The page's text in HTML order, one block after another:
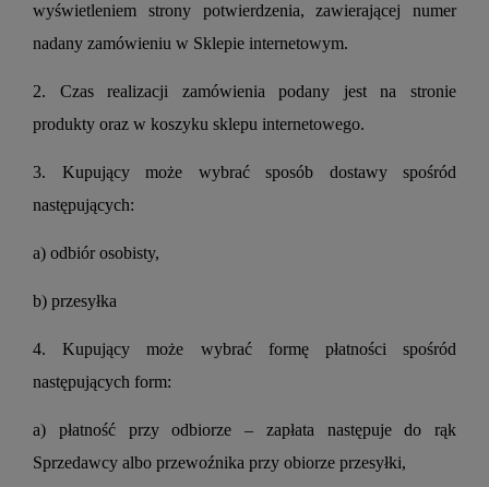
wyświetleniem strony potwierdzenia, zawierającej numer
nadany zamówieniu w Sklepie internetowym.
2. Czas realizacji zamówienia podany jest na stronie
produkty oraz w koszyku sklepu internetowego.
3. Kupujący może wybrać sposób dostawy spośród
następujących:
a) odbiór osobisty,
b) przesyłka
4. Kupujący może wybrać formę płatności spośród
następujących form:
a) płatność przy odbiorze – zapłata następuje do rąk
Sprzedawcy albo przewoźnika przy obiorze przesyłki,